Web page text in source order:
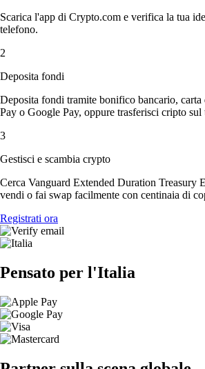
Scarica l'app di Crypto.com e verifica la tua
telefono.
2
Deposita fondi
Deposita fondi tramite bonifico bancario,
Pay o Google Pay, oppure trasferisci cripto
3
Gestisci e scambia crypto
Cerca Vanguard Extended Duration Treasury
vendi o fai swap facilmente con centinaia di
Registrati ora
Pensato per l'Italia